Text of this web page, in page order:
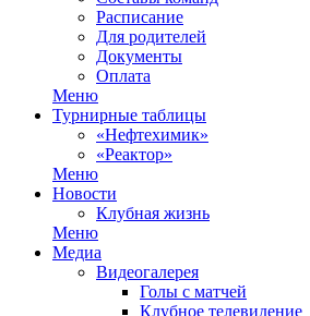
Расписание
Для родителей
Документы
Оплата
Меню
Турнирные таблицы
«Нефтехимик»
«Реактор»
Меню
Новости
Клубная жизнь
Меню
Медиа
Видеогалерея
Голы с матчей
Клубное телевидение